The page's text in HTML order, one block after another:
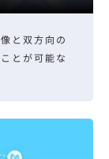
と双方向の
とが可能な